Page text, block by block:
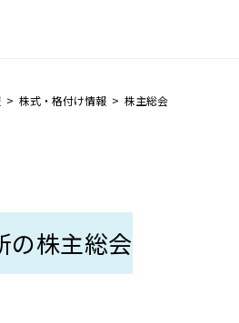
株式・格付け情報 株主総会
の株主総会